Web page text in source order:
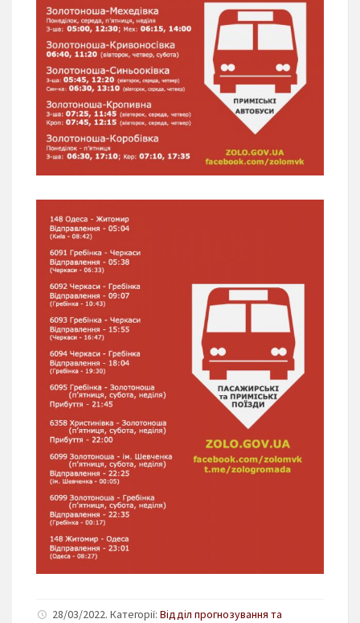
28/03/2022. Категорії: Відділ прогнозування та